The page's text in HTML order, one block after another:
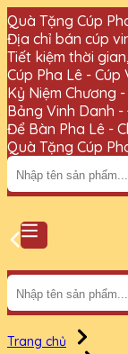
Quà Tặng Cúp
Địa chỉ bán cúp
Tiết kiệm thời
Cúp Pha Lê - Cúp
Kỷ Niệm Chương
Bảng Vinh Danh
Để Bàn Pha Lê -
Quà Tặng Cúp
Trang chủ